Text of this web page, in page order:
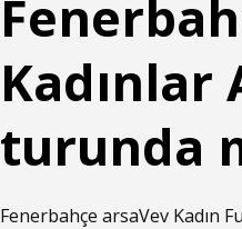
turunda
Fenerbahçe arsaVev Kadın